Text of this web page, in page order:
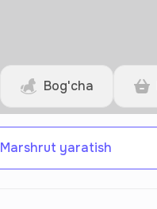
Bog'cha
Marshrut yaratish